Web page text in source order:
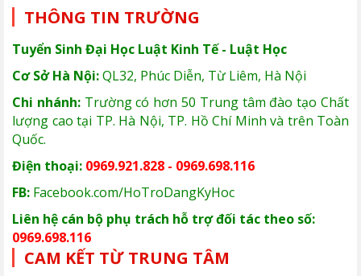
THÔNG TIN TRƯỜNG
Tuyển Sinh Đại Học Luật Kinh Tế - Luật Học
Cơ Sở Hà Nội:QL32, Phúc Diễn, Từ Liêm, Hà Nội
Chi nhánh:Trường có hơn 50 Trung tâm đào tạo Chất
lượng cao tại TP. Hà Nội, TP. Hồ Chí Minh và trên Toàn
Quốc.
Điện thoại: 0969.921.828 - 0969.698.116
FB: Facebook.com/HoTroDangKyHoc
Liên hệ cán bộ phụ trách hỗ trợ đối tác theo số:
0969.698.116
CAM KẾT TỪ TRUNG TÂM